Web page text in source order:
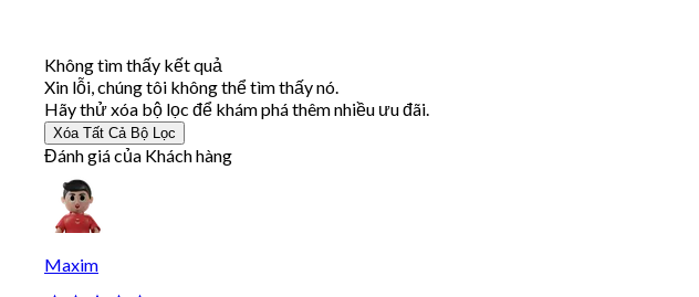
Không tìm thấy kết quả
Xin lỗi, chúng tôi không thể tìm thấy nó.
Hãy thử xóa bộ lọc để khám phá thêm nhiều ưu đãi.
Xóa Tất Cả Bộ Lọc
Đánh giá của Khách hàng
Maxim